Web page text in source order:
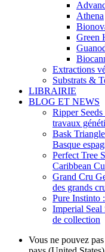
Athena
Green
Extractions
Substrats &
LIBRAIRIE
BLOG ET NEWS
Ripper
travaux
Bask
Basque
Perfect Tree
Caribbean
Grand Cru
des grands
Pure Instinto
Imperial Seal
de collection
Vous ne pouvez